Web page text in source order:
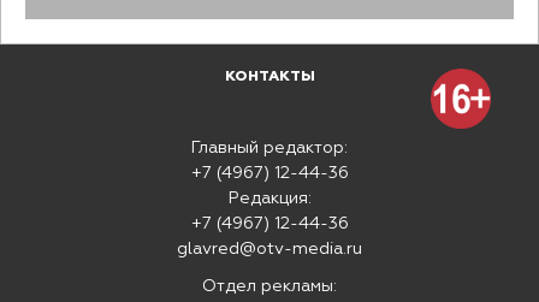
КОНТАКТЫ
Главный редактор:
+7 (4967) 12-44-36
Редакция:
+7 (4967) 12-44-36
glavred@otv-media.ru
Отдел рекламы: